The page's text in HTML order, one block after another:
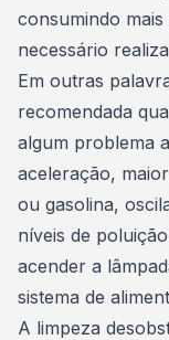
consumindo
necessário
Em outras
recomendada
algum problema
aceleração,
ou gasolina,
níveis de
acender a
sistema de
A limpeza